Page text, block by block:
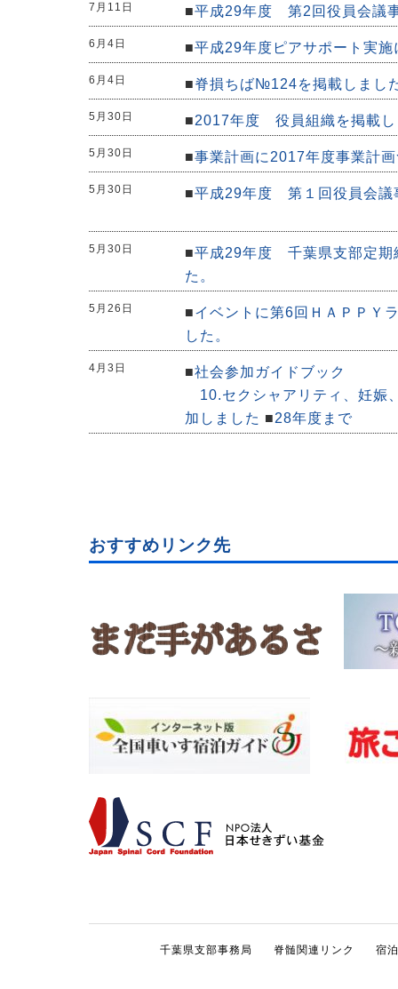
7月11日 ■平成29年度 第2回役員会議
6月4日 ■平成29年度ピアサポート実
6月4日 ■脊損ちば№124を掲載しまし
5月30日 ■2017年度 役員組織を掲載し
5月30日 ■事業計画に2017年度事業計
5月30日 ■平成29年度 第１回役員会議
5月30日 ■平成29年度 千葉県支部定期
た。
5月26日 ■イベントに第6回ＨＡＰＰＹ
した。
4月3日 ■社会参加ガイドブック
10.セクシャアリティ、妊娠
加しました ■28年度まで
おすすめリンク先
千葉県支部事務局 脊髄関連リンク 宿